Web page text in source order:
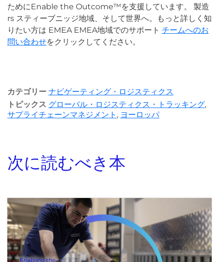
ためにEnable the Outcome™を支援しています。 製造
rs スティーブニッジ地域、そして世界へ。もっと詳しく知
りたい方は EMEA EMEA地域でのサポート チームへのお
問い合わせをクリックしてください。
カテゴリー ナビゲーティング・ロジスティクス
トピックス グローバル・ロジスティクス・トラッキング,
サプライチェーンマネジメント , ヨーロッパ
次に読むべき本